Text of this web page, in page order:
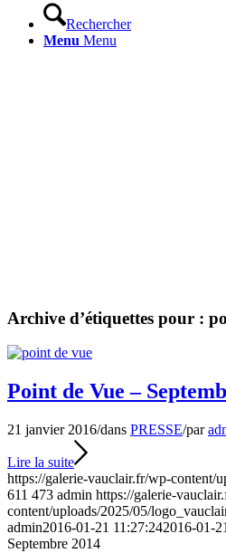
Rechercher
Menu Menu
Archive d’étiquettes pour :
Point de Vue –
21 janvier 2016/dans PRESSE/par
Lire la suite
https://galerie-vauclair.fr/wp-content/
611 473 admin https://galerie-
content/uploads/2025/05/
admin2016-01-21 11:27:242016-01-
Septembre 2014